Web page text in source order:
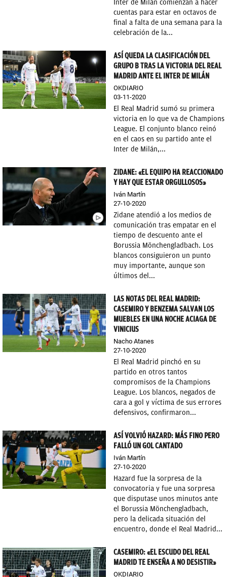
Inter de Milán comienzan a hacer
cuentas para estar en octavos de
final a falta de una semana para la
celebración de la...
ASÍ QUEDA LA CLASIFICACIÓN DEL
GRUPO B TRAS LA VICTORIA DEL REAL
MADRID ANTE EL INTER DE MILÁN
OKDIARIO
03-11-2020
El Real Madrid sumó su primera
victoria en lo que va de Champions
League. El conjunto blanco reinó
en el caos en su partido ante el
Inter de Milán,...
ZIDANE: «EL EQUIPO HA REACCIONADO
Y HAY QUE ESTAR ORGULLOSOS»
Iván Martín
27-10-2020
Zidane atendió a los medios de
comunicación tras empatar en el
tiempo de descuento ante el
Borussia Mönchengladbach. Los
blancos consiguieron un punto
muy importante, aunque son
últimos del...
LAS NOTAS DEL REAL MADRID:
CASEMIRO Y BENZEMA SALVAN LOS
MUEBLES EN UNA NOCHE ACIAGA DE
VINICIUS
Nacho Atanes
27-10-2020
El Real Madrid pinchó en su
partido en otros tantos
compromisos de la Champions
League. Los blancos, negados de
cara a gol y víctima de sus errores
defensivos, confirmaron...
ASÍ VOLVIÓ HAZARD: MÁS FINO PERO
FALLÓ UN GOL CANTADO
Iván Martín
27-10-2020
Hazard fue la sorpresa de la
convocatoria y fue una sorpresa
que disputase unos minutos ante
el Borussia Mönchengladbach,
pero la delicada situación del
encuentro, donde el Real Madrid...
CASEMIRO: «EL ESCUDO DEL REAL
MADRID TE ENSEÑA A NO DESISTIR»
OKDIARIO